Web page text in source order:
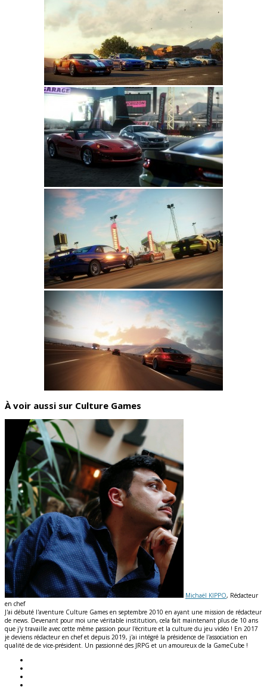
À voir aussi sur Culture Games
Michaël KIPPO, Rédacteur
en chef
J'ai débuté l'aventure Culture Games en septembre 2010 en ayant une mission de rédacteur
de news. Devenant pour moi une véritable institution, cela fait maintenant plus de 10 ans
que j'y travaille avec cette même passion pour l'écriture et la culture du jeu vidéo ! En 2017
je deviens rédacteur en chef et depuis 2019, j'ai intégré la présidence de l'association en
qualité de de vice-président. Un passionné des JRPG et un amoureux de la GameCube !